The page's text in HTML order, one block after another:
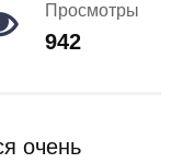
Просмотры
942
очень